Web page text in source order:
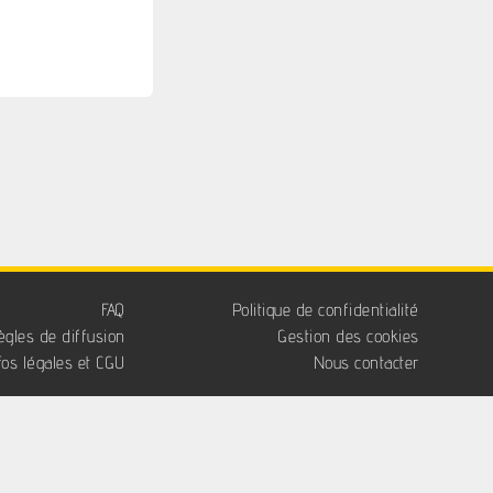
FAQ
de diffusion
légales et CGU
Politique de confidentialité
Gestion des cookies
Nous contacter